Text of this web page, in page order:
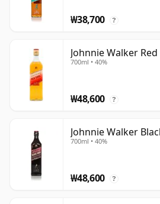
₩38,700 ?
Johnnie Walker Red
700ml • 40%
₩48,600 ?
Johnnie Walker
700ml • 40%
₩48,600 ?